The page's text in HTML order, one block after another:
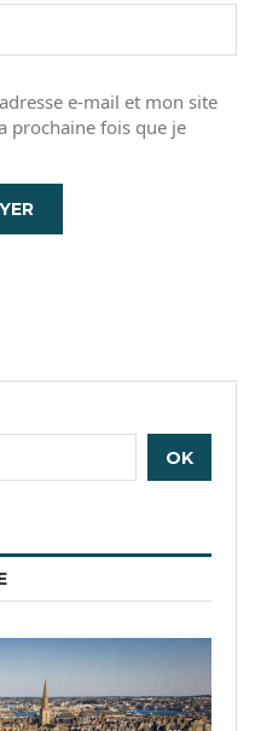
e-mail et mon site
prochaine fois que je
OK